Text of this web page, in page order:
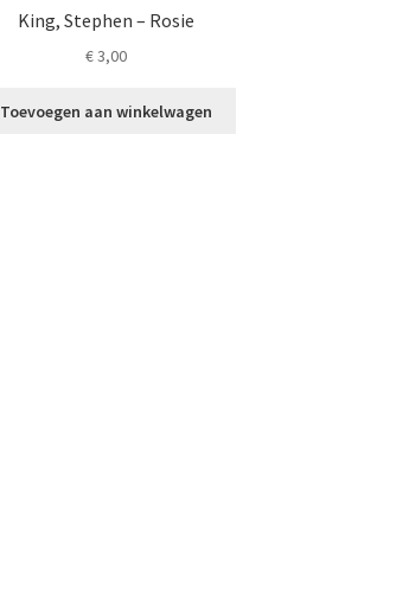
King, Stephen – Rosie
€3,00
Toevoegen aan winkelwagen